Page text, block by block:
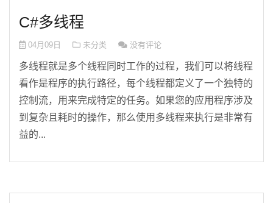
C#多线程
04月09日 未分类 没有评论
多线程就是多个线程同时工作的过程，我们可以将线程
看作是程序的执行路径，每个线程都定义了一个独特的
控制流，用来完成特定的任务。如果您的应用程序涉及
到复杂且耗时的操作，那么使用多线程来执行是非常有
益的...